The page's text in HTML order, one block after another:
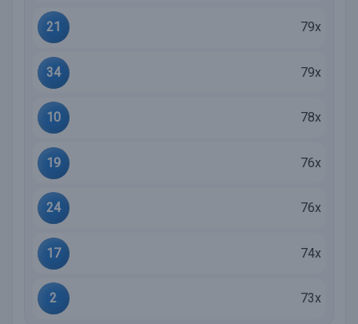
21 79x
34 79x
10 78x
19 76x
24 76x
17 74x
2 73x